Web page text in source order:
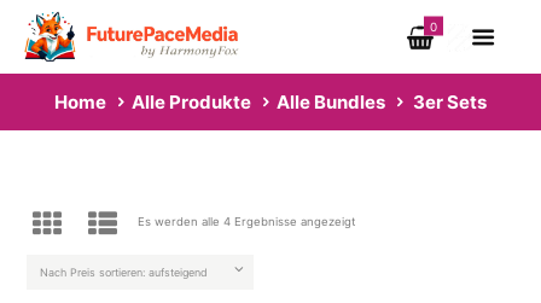
0
Home Alle Produkte Alle Bundles 3er Sets
Es werden alle 4 Ergebnisse angezeigt